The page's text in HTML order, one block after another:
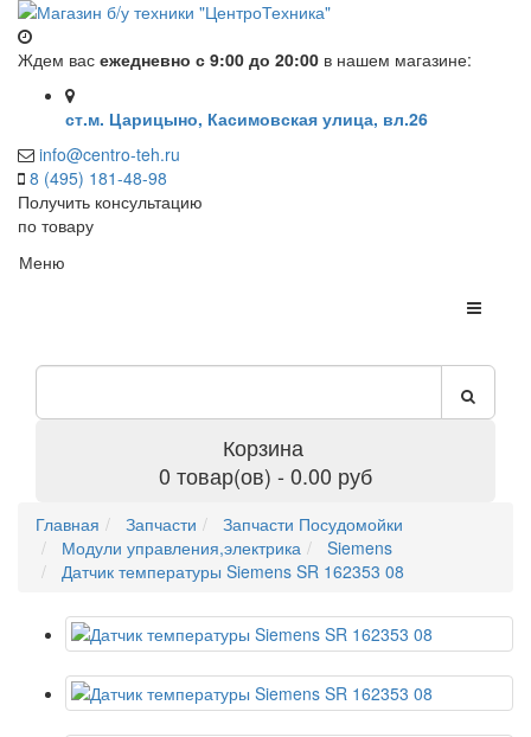
Ждем вас ежедневно с 9:00 до 20:00 в нашем магазине:
ст.м. Царицыно, Касимовская улица, вл.26
info@centro-teh.ru
8 (495) 181-48-98
Получить консультацию
по товару
Меню
Корзина
0 товар(ов) - 0.00 руб
Главная Запчасти
Запчасти Посудомойки
Модули управления,электрика
Siemens
Датчик температуры Siemens SR 162353 08